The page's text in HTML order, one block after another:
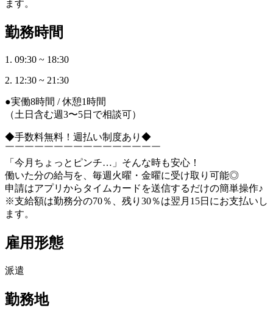
ます。
勤務時間
1. 09:30 ~ 18:30
2. 12:30 ~ 21:30
●実働8時間 / 休憩1時間
（土日含む週3〜5日で相談可）
◆手数料無料！週払い制度あり◆
￣￣￣￣￣￣￣￣￣￣￣￣￣￣￣￣
「今月ちょっとピンチ…」そんな時も安心！
働いた分の給与を、毎週火曜・金曜に受け取り可能◎
申請はアプリからタイムカードを送信するだけの簡単操作♪
※支給額は勤務分の70％、残り30％は翌月15日にお支払いし
ます。
雇用形態
派遣
勤務地